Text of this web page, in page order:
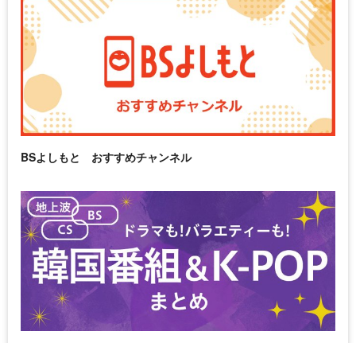
BSよしもと おすすめチャンネル